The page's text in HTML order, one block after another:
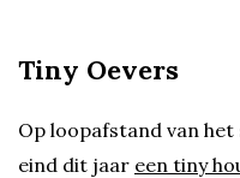
Tiny Oevers
Op loopafstand van
eind dit jaar een tiny